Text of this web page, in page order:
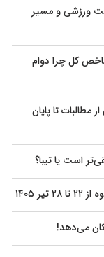
ورزشی و مسیر
هزار واحدی شاخص کل چرا دوام
تا پایان
می‌دهد!